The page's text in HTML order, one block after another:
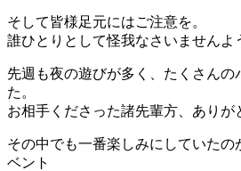
そして皆様足元にはご注意を。
誰ひとりとして怪我なさいませんよ
先週も夜の遊びが多く、たくさんの
た。
お相手くださった諸先輩方、ありが
その中でも一番楽しみにしていたの
ベント